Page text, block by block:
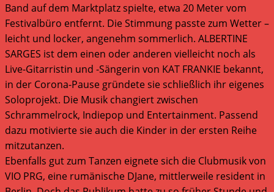
Band auf dem Marktplatz spielte, etwa 20 Meter vom
Festivalbüro entfernt. Die Stimmung passte zum Wetter –
leicht und locker, angenehm sommerlich. ALBERTINE
SARGES ist dem einen oder anderen vielleicht noch als
Live-Gitarristin und -Sängerin von KAT FRANKIE bekannt,
in der Corona-Pause gründete sie schließlich ihr eigenes
Soloprojekt. Die Musik changiert zwischen
Schrammelrock, Indiepop und Entertainment. Passend
dazu motivierte sie auch die Kinder in der ersten Reihe
mitzutanzen.
Ebenfalls gut zum Tanzen eignete sich die Clubmusik von
VIO PRG, eine rumänische DJane, mittlerweile resident in